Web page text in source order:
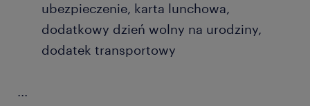
ubezpieczenie, karta lunchowa,
dodatkowy dzień wolny na urodziny,
dodatek transportowy
...